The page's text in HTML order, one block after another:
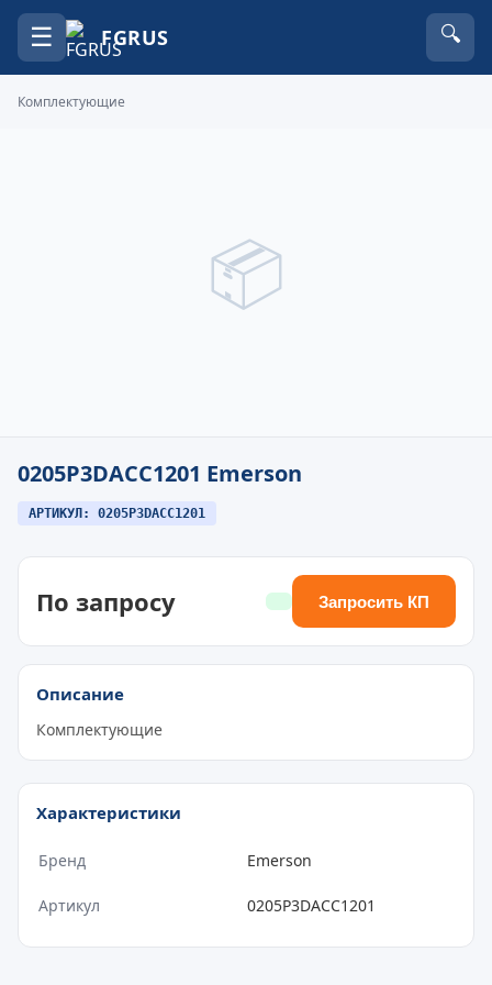
☰ FGRUS 🔍
Комплектующие
📦
0205P3DACC1201 Emerson
АРТИКУЛ: 0205P3DACC1201
По запросу Запросить КП
Описание
Комплектующие
Характеристики
Бренд Emerson
Артикул 0205P3DACC1201